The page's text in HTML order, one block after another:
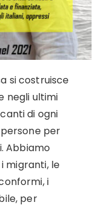
si costruisce
negli ultimi
di ogni
per
Abbiamo
migranti, le
i
per